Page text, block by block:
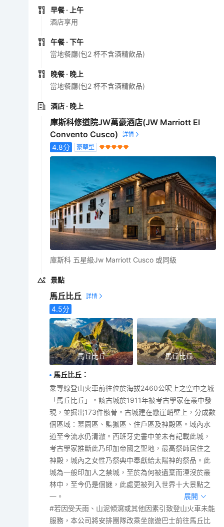
早餐 · 上午
酒店享用
午餐 · 下午
當地餐廳(包2 杯不含酒精飲品)
晚餐 · 晚上
當地餐廳(包2 杯不含酒精飲品)
酒店 · 晚上
庫斯科修道院JW萬豪酒店(JW Marriott El
Convento Cusco)
4.8分 豪華型
庫斯科 五星級Jw Marriott Cusco 或同級
景點
馬丘比丘
4.5分
馬丘比丘 馬丘比丘
馬丘比丘 ：
乘專線登山火車前往位於海拔2460公呎上之空中之城
「馬丘比丘」。該古城於1911年被考古學家在叢中發
現，並掘出173件骸骨。古城建在懸崖峭壁上，分成數
個區域：墓園區、監獄區、住戶區及神殿區。域內水
道至今流水仍清澈。西班牙史書中並未有記載此城，
考古學家推斷此乃印加帝國之聖地，最高祭師居住之
神殿，城內之女性乃祭典中奉獻給太陽神的祭品。此
城為一般印加人之禁城，至於為何被遺棄而湮沒於叢
林中，至今仍是個謎，此處更被列入世界十大景點之
一。
展開
#若因受天雨、山泥傾瀉或其他因素引致登山火車未能
服務，本公司將安排團隊改乘坐旅遊巴士前往馬丘比